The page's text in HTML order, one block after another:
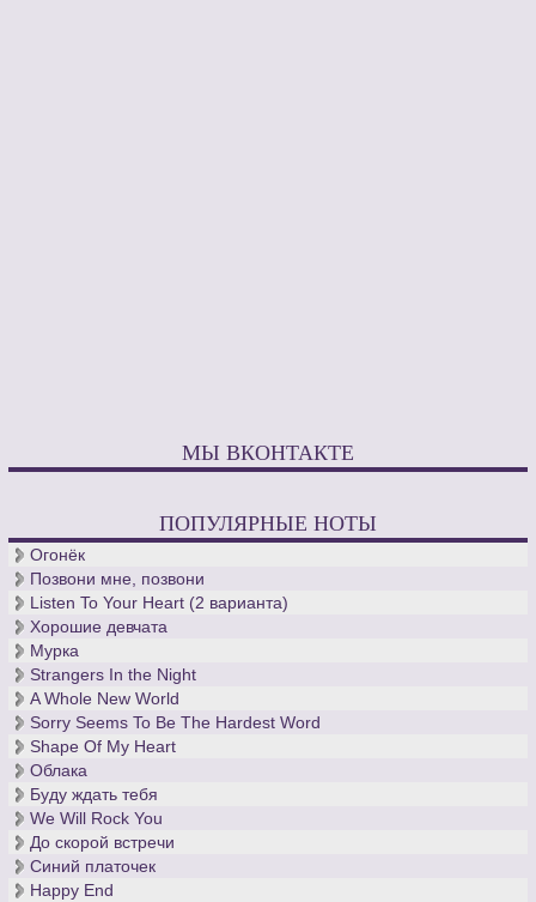
МЫ ВКОНТАКТЕ
ПОПУЛЯРНЫЕ НОТЫ
Огонёк
Позвони мне, позвони
Listen To Your Heart (2 варианта)
Хорошие девчата
Мурка
Strangers In the Night
A Whole New World
Sorry Seems To Be The Hardest Word
Shape Of My Heart
Облака
Буду ждать тебя
We Will Rock You
До скорой встречи
Синий платочек
Happy End